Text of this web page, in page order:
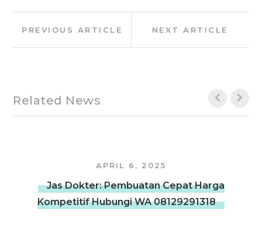
navigation
PREVIOUS ARTICLE NEXT ARTICLE
Related News
APRIL 6, 2025
Jas Dokter: Pembuatan Cepat Harga
Kompetitif Hubungi WA 08129291318